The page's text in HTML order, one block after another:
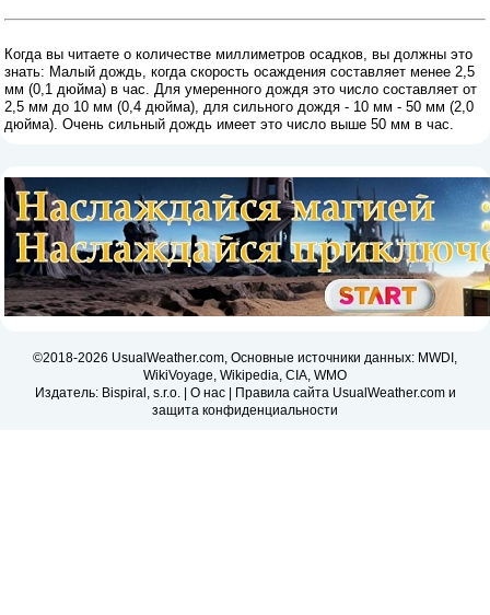
Когда вы читаете о количестве миллиметров осадков, вы должны это
знать: Малый дождь, когда скорость осаждения составляет менее 2,5
мм (0,1 дюйма) в час. Для умеренного дождя это число составляет от
2,5 мм до 10 мм (0,4 дюйма), для сильного дождя - 10 мм - 50 мм (2,0
дюйма). Очень сильный дождь имеет это число выше 50 мм в час.
©2018-2026 UsualWeather.com, Основные источники данных: MWDI,
WikiVoyage, Wikipedia, CIA, WMO
Издатель: Bispiral, s.r.o. | О нас| Правила сайта UsualWeather.com и
защита конфиденциальности